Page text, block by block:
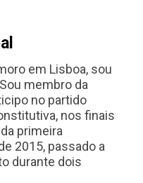
em Lisboa, sou
membro da
no partido
nos finais
primeira
2015, passado a
durante dois